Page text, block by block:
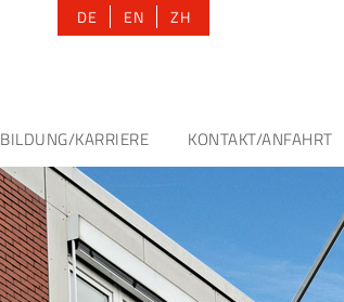
DE EN ZH
BILDUNG/KARRIERE KONTAKT/ANFAHRT